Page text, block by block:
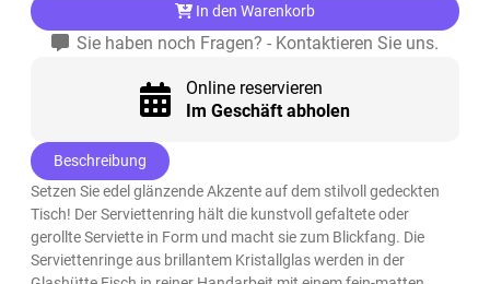
In den Warenkorb
Sie haben noch Fragen? - Kontaktieren Sie uns.
Online reservieren
Im Geschäft abholen
Beschreibung
Setzen Sie edel glänzende Akzente auf dem stilvoll gedeckten
Tisch! Der Serviettenring hält die kunstvoll gefaltete oder
gerollte Serviette in Form und macht sie zum Blickfang. Die
Serviettenringe aus brillantem Kristallglas werden in der